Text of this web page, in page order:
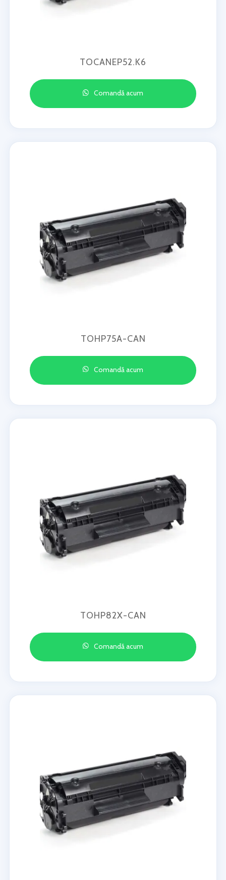
TOCANEP52.K6
Comandă acum
TOHP75A-CAN
Comandă acum
TOHP82X-CAN
Comandă acum